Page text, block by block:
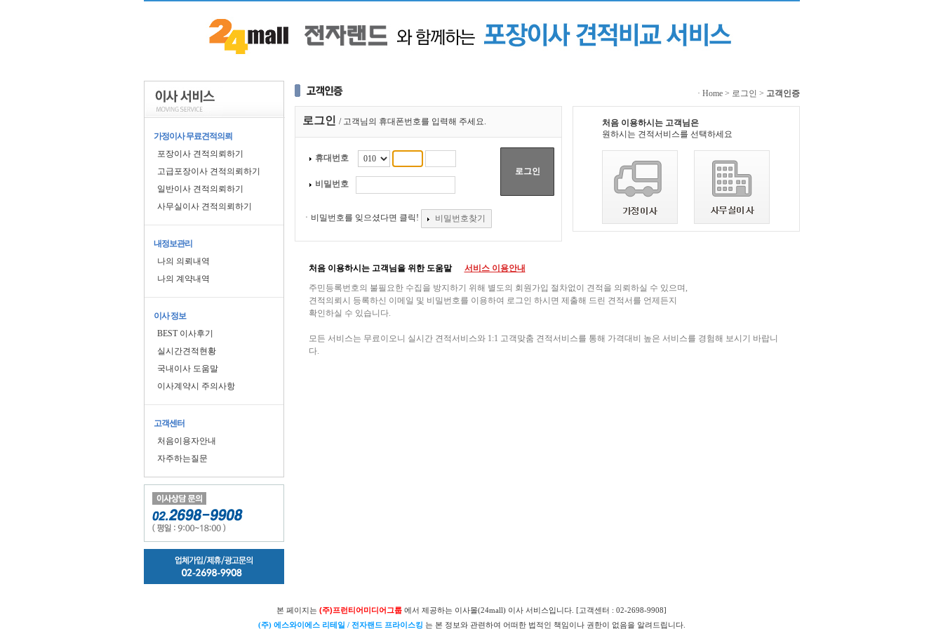
가정이사 무료견적의뢰
포장이사 견적의뢰하기
고급포장이사 견적의뢰하기
일반이사 견적의뢰하기
사무실이사 견적의뢰하기
내정보관리
나의 의뢰내역
나의 계약내역
이사 정보
BEST 이사후기
실시간견적현황
국내이사 도움말
이사계약시 주의사항
고객센터
처음이용자안내
자주하는질문
· Home> 로그인 > 고객인증
로그인 / 고객님의 휴대폰번호를 입력해 주세요.
휴대번호
비밀번호
로그인
ㆍ비밀번호를 잊으셨다면 클릭! 비밀번호찾기
처음 이용하시는 고객님은
원하시는 견적서비스를 선택하세요
처음 이용하시는 고객님을 위한 도움말
서비스 이용안내
주민등록번호의 불필요한 수집을 방지하기 위해 별도의 회원가입 절차없이 견적을 의뢰하실 수 있으며,
견적의뢰시 등록하신 이메일 및 비밀번호를 이용하여 로그인 하시면 제출해 드린 견적서를 언제든지
확인하실 수 있습니다.
모든 서비스는 무료이오니 실시간 견적서비스와 1:1 고객맞춤 견적서비스를 통해 가격대비 높은 서비스를 경험해 보시기 바랍니
다.
본 페이지는 (주)프런티어미디어그룹 에서 제공하는 이사몰(24mall) 이사 서비스입니다. [고객센터 : 02-2698-9908]
(주) 에스와이에스 리테일 / 전자랜드 프라이스킹 는 본 정보와 관련하여 어떠한 법적인 책임이나 권한이 없음을 알려드립니다.